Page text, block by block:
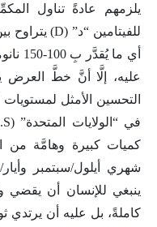
يلزمهم عادةً تناول
أي
عليه، إلَّا أنَّ خطَّ العرض
شهري أيلول/سبتمبر
ينبغي للإنسان أن يقضي
كاملةً، بل عليه أن